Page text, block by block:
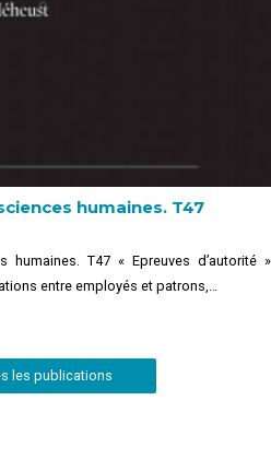
humaines. T47
humaines. T47 « Epreuves d’autorité »
entre employés et patrons,…
les publications